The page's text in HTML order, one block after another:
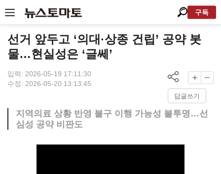
구독
선거 앞두고 ‘의대·상종 건립’ 공약 봇
물…현실성은 ‘글쎄’
입력: 2026-05-19 17:11:30
수정: 2026-05-20 13:13:45
답글쓰기
지역의료 상황 반영 불구 이행 가능성 불투명…선
심성 공약 비판도